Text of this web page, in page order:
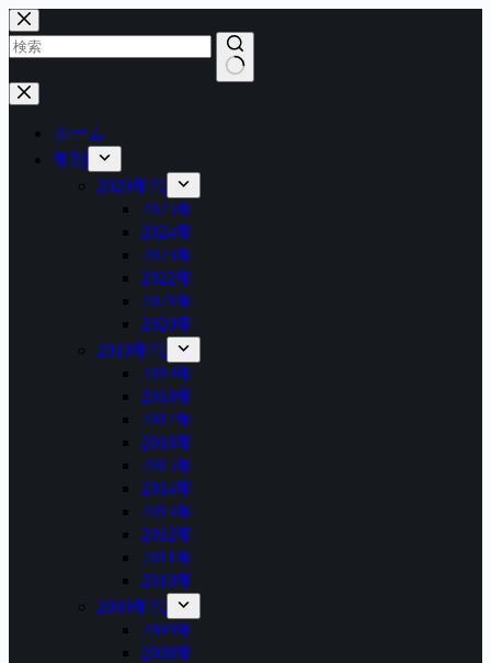
コ
ン
テ
ン
ツ
結
ホーム
年別
2020年代
2025年
2024年
2023年
2022年
2021年
2020年
2010年代
2019年
2018年
2017年
2016年
2015年
2014年
2013年
2012年
2011年
2010年
2000年代
2009年
2008年